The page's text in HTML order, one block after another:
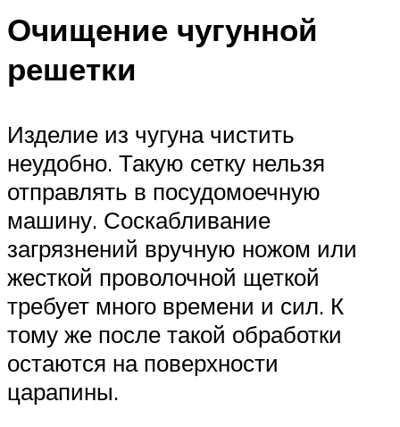
Очищение чугунной
решетки
Изделие из чугуна чистить
неудобно. Такую сетку нельзя
отправлять в посудомоечную
машину. Соскабливание
загрязнений вручную ножом или
жесткой проволочной щеткой
требует много времени и сил. К
тому же после такой обработки
остаются на поверхности
царапины.